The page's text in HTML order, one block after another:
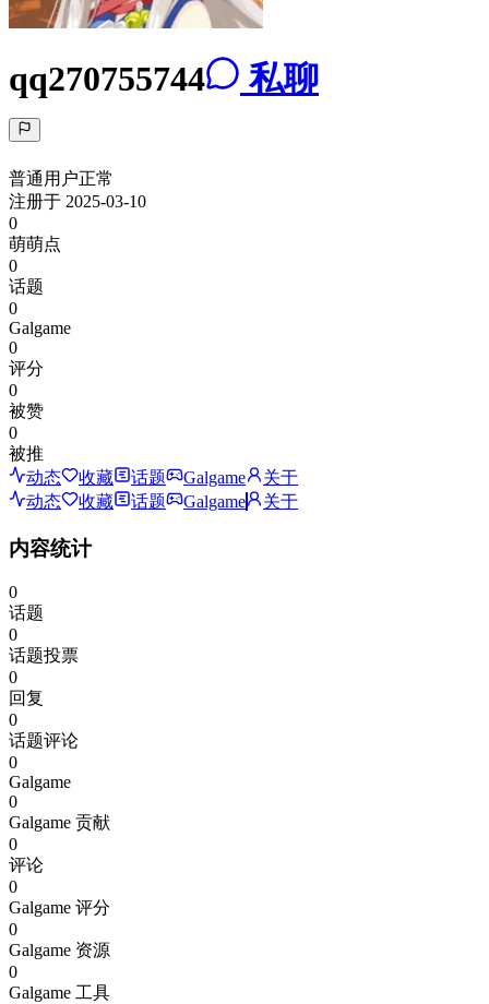
qq270755744 私聊
普通用户正常
注册于 2025-03-10
0
萌萌点
0
话题
0
Galgame
0
评分
0
被赞
0
被推
动态
收藏 话题 Galgame
关于
动态
收藏 话题 Galgame 关于
内容统计
0
话题
0
话题投票
0
回复
0
话题评论
0
Galgame
0
Galgame 贡献
0
评论
0
Galgame 评分
0
Galgame 资源
0
Galgame 工具